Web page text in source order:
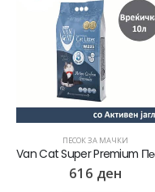
ПЕСОК ЗА МАЧКИ
616 ден